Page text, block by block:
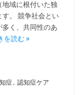
域に根付いた独
。 競争社会とい
く、共同性のあ
を読む »
症 , 認知症ケア